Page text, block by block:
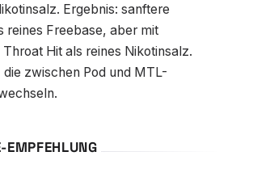
Ergebnis: sanftere
reines Freebase, aber mit
Hit als reines Nikotinsalz.
zwischen Pod und MTL-
EMPFEHLUNG